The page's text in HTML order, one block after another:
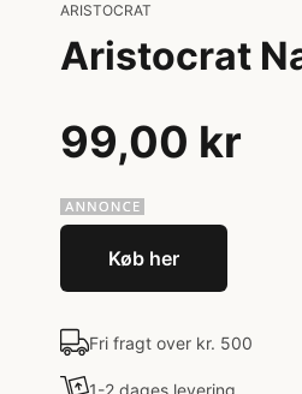
ARISTOCRAT
Aristocrat
99,00 kr
Køb her
Fri fragt over kr. 500
1-2 dages levering